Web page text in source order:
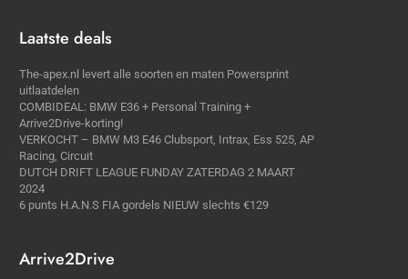
Laatste deals
The-apex.nl levert alle soorten en maten Powersprint
uitlaatdelen
COMBIDEAL: BMW E36 + Personal Training +
Arrive2Drive-korting!
VERKOCHT – BMW M3 E46 Clubsport, Intrax, Ess 525, AP
Racing, Circuit
DUTCH DRIFT LEAGUE FUNDAY ZATERDAG 2 MAART
2024
6 punts H.A.N.S FIA gordels NIEUW slechts €129
Arrive2Drive